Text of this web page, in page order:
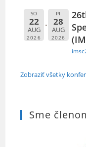
SO
22
AUG
2026
PI
28
AUG
2026
Zobraziť všetky
Sme